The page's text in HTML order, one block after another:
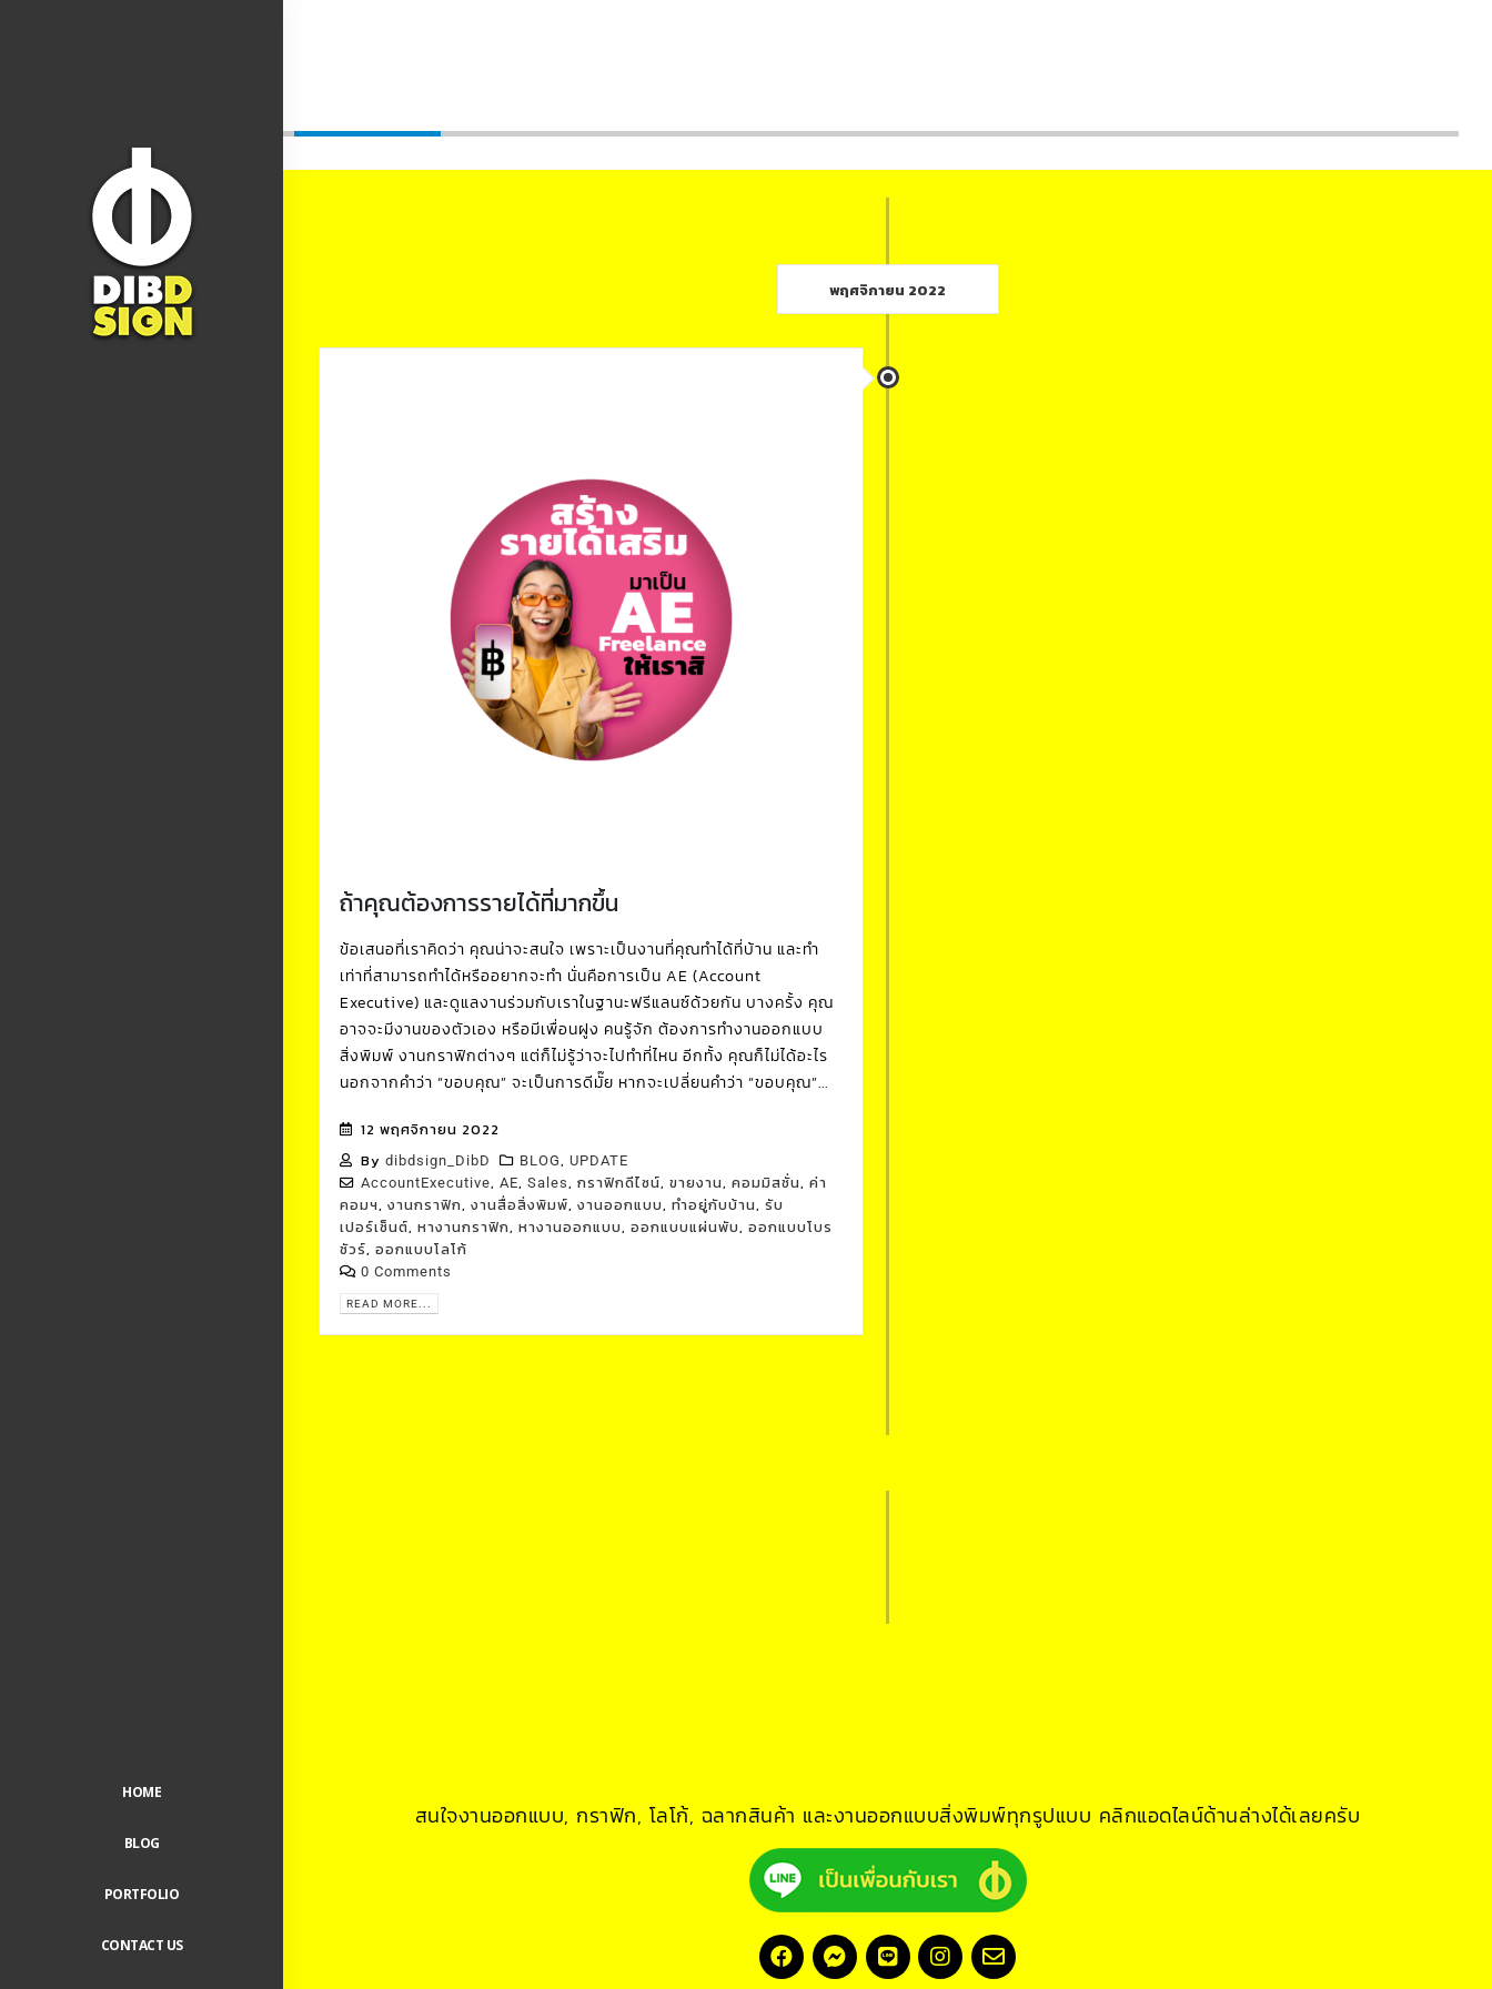
HOME
BLOG
PORTFOLIO
CONTACT US
พฤศจิกายน 2022
ถ้าคุณต้องการรายได้ที่มากขึ้น
ข้อเสนอที่เราคิดว่า คุณน่าจะสนใจ เพราะเป็นงานที่คุณทำได้ที่บ้าน และทำ
เท่าที่สามารถทำได้หรืออยากจะทำ นั่นคือการเป็น AE (Account
Executive) และดูแลงานร่วมกับเราในฐานะฟรีแลนซ์ด้วยกัน บางครั้ง คุณ
อาจจะมีงานของตัวเอง หรือมีเพื่อนฝูง คนรู้จัก ต้องการทำงานออกแบบ
สิ่งพิมพ์ งานกราฟิกต่างๆ แต่ก็ไม่รู้ว่าจะไปทำที่ไหน อีกทั้ง คุณก็ไม่ได้อะไร
นอกจากคำว่า “ขอบคุณ” จะเป็นการดีมั๊ย หากจะเปลี่ยนคำว่า “ขอบคุณ”...
12 พฤศจิกายน 2022
By dibdsign_DibD BLOG, UPDATE
AccountExecutive, AE, Sales, กราฟิกดีไซน์, ขายงาน, คอมมิสชั่น, ค่า
คอมฯ, งานกราฟิก, งานสื่อสิ่งพิมพ์, งานออกแบบ, ทำอยู่กับบ้าน, รับ
เปอร์เซ็นต์, หางานกราฟิก, หางานออกแบบ, ออกแบบแผ่นพับ, ออกแบบโบร
ชัวร์, ออกแบบโลโก้
0 Comments
READ MORE...
สนใจงานออกแบบ, กราฟิก, โลโก้, ฉลากสินค้า และงานออกแบบสิ่งพิมพ์ทุกรูปแบบ คลิกแอดไลน์ด้านล่างได้เลยครับ